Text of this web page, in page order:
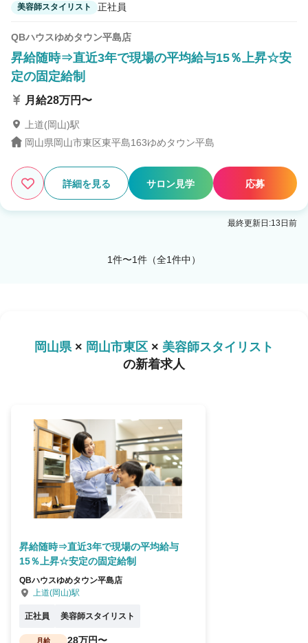
正社員
業務委託・フリーランス
詳細条件
カット専門店
この条件の求人数1件
美容師スタイリスト 正社員
QBハウスゆめタウン平島店
昇給随時⇒直近3年で現場の平均給与15％上昇☆安
定の固定給制
月給28万円〜
上道(岡山)駅
岡山県岡山市東区東平島163ゆめタウン平島
詳細を見る サロン見学 応募
最終更新日:13日前
1件〜1件（全1件中）
岡山県× 岡山市東区 × 美容師スタイリスト
の新着求人
昇給随時⇒直近3年で現場の平均給与
15％上昇☆安定の固定給制
QBハウスゆめタウン平島店
上道(岡山)駅
正社員 美容師スタイリスト
月給 28万円〜